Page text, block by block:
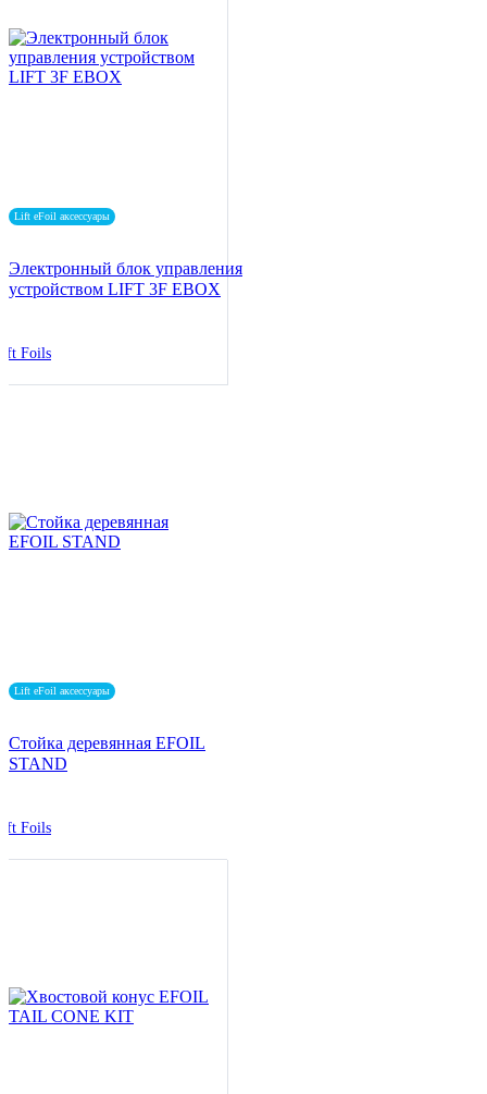
Lift eFoil аксессуары
Электронный блок управления
устройством LIFT 3F EBOX
Foils
Lift eFoil аксессуары
Стойка деревянная EFOIL
STAND
Foils